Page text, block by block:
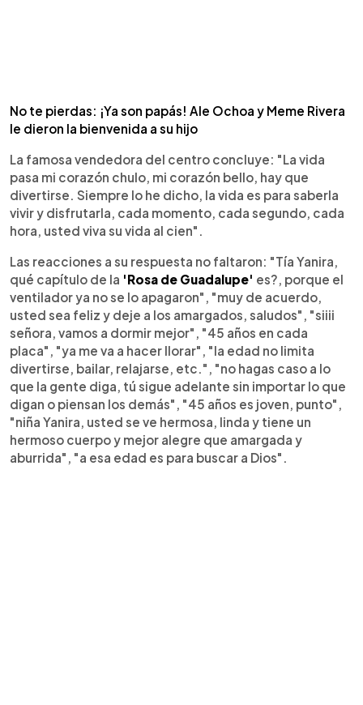
No te pierdas: ¡Ya son papás! Ale Ochoa y Meme Rivera
le dieron la bienvenida a su hijo
La famosa vendedora del centro concluye: "La vida
pasa mi corazón chulo, mi corazón bello, hay que
divertirse. Siempre lo he dicho, la vida es para saberla
vivir y disfrutarla, cada momento, cada segundo, cada
hora, usted viva su vida al cien".
Las reacciones a su respuesta no faltaron: "Tía Yanira,
qué capítulo de la 'Rosa de Guadalupe' es?, porque el
ventilador ya no se lo apagaron", "muy de acuerdo,
usted sea feliz y deje a los amargados, saludos", "siiii
señora, vamos a dormir mejor", "45 años en cada
placa", "ya me va a hacer llorar", "la edad no limita
divertirse, bailar, relajarse, etc.", "no hagas caso a lo
que la gente diga, tú sigue adelante sin importar lo que
digan o piensan los demás", "45 años es joven, punto",
"niña Yanira, usted se ve hermosa, linda y tiene un
hermoso cuerpo y mejor alegre que amargada y
aburrida", "a esa edad es para buscar a Dios".